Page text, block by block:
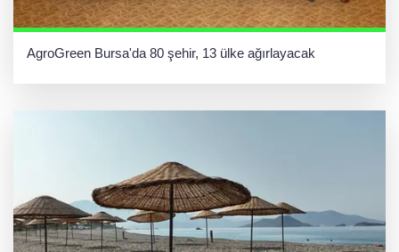
AgroGreen Bursa'da 80 şehir, 13 ülke ağırlayacak